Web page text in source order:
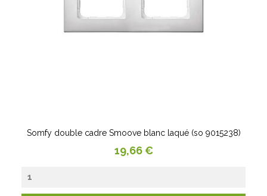
Somfy double cadre Smoove blanc laqué (so 9015238)
Prix
19,66 €